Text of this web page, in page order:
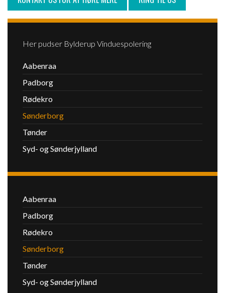
Her pudser Bylderup Vinduespolering
Aabenraa
Padborg
Rødekro
Sønderborg
Tønder
Syd- og Sønderjylland
Vinduespudsning
Aabenraa
Padborg
Rødekro
Sønderborg
Tønder
Syd- og Sønderjylland